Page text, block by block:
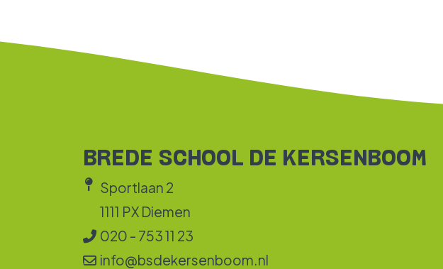
BREDE SCHOOL DE KERSENBOOM
Sportlaan 2
1111 PX Diemen
020 - 753 11 23
info@bsdekersenboom.nl